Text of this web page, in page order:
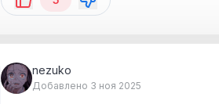
nezuko
Добавлено 3 ноя 2025